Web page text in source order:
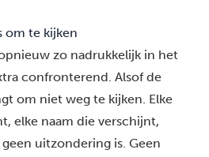
om te kijken
zo nadrukkelijk in het
confronterend. Alsof de
om niet weg te kijken. Elke
elke naam die verschijnt,
uitzondering is. Geen